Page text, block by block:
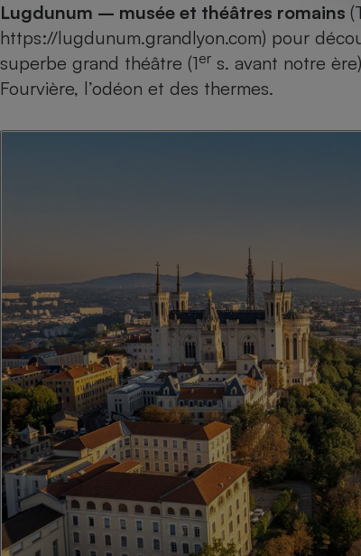
Lugdunum – musée et théâtres romains
https://lugdunum.grandlyon.com) pour
superbe grand théâtre (1er s. avant notre
Fourvière, l’odéon et des thermes.